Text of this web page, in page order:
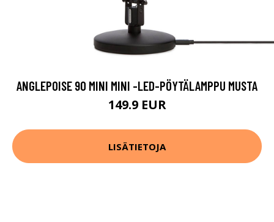
ANGLEPOISE 90 MINI MINI -LED-PÖYTÄLAMPPU MUSTA
149.9 EUR
LISÄTIETOJA